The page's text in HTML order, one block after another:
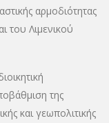
αρμοδιότητας
του Λιμενικού
της
και γεωπολιτικής